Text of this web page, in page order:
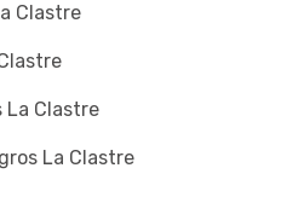
Clastre
La Clastre
La Clastre